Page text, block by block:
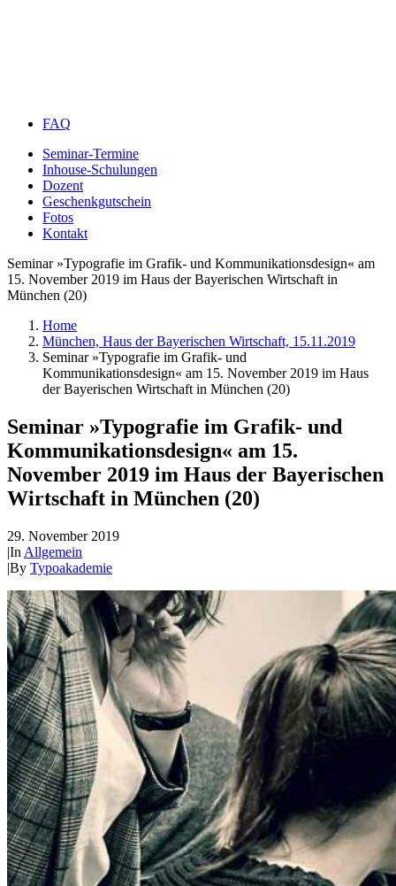
FAQ
Seminar-Termine
Inhouse-Schulungen
Dozent
Geschenkgutschein
Fotos
Kontakt
Seminar »Typografie im Grafik- und Kommunikationsdesign« am
15. November 2019 im Haus der Bayerischen Wirtschaft in
München (20)
Home
München, Haus der Bayerischen Wirtschaft, 15.11.2019
Seminar »Typografie im Grafik- und
Kommunikationsdesign« am 15. November 2019 im Haus
der Bayerischen Wirtschaft in München (20)
Seminar »Typografie im Grafik- und
Kommunikationsdesign« am 15.
November 2019 im Haus der Bayerischen
Wirtschaft in München (20)
29. November 2019
|In Allgemein
|By Typoakademie